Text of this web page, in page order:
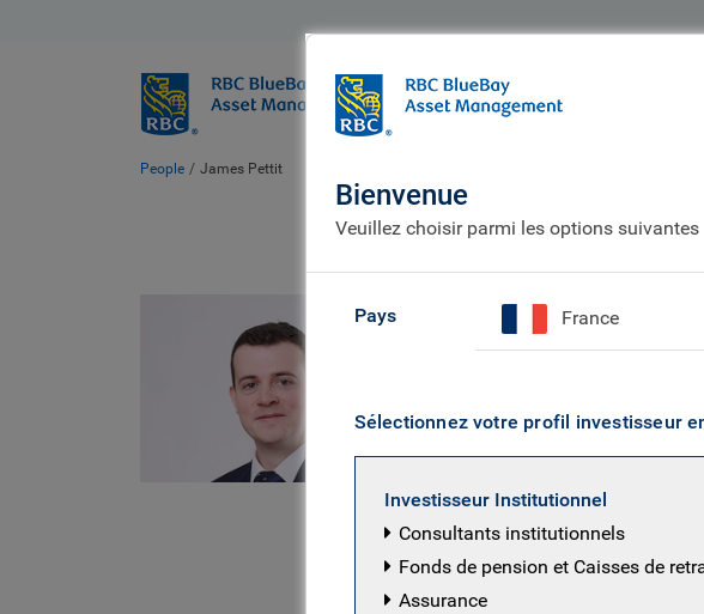
BlueBay
Qui sommes-nous
People James Pettit
James
M. Pettit est gérant de
a rejoint la société en
opérations avant de
Pettit a travaillé pour
Bienvenue
Veuillez choisir parmi les options suivantes
Pays France
Sélectionnez votre profil investisseur
Investisseur Institutionnel
Consultants institutionnels
Fonds de pension et Caisses de
Assurance